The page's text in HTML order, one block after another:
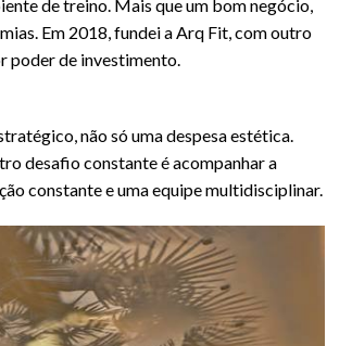
de treino. Mais que um bom negócio,
Em 2018, fundei a Arq Fit, com outro
poder de investimento.
não só uma despesa estética.
desafio constante é acompanhar a
constante e uma equipe multidisciplinar.